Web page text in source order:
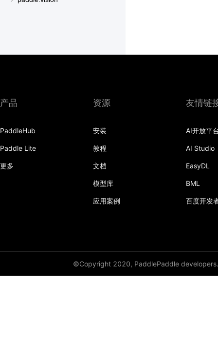
产品
PaddleHub
Paddle Lite
更多
资源
安装
教程
文档
模型库
应用案例
友情链
AI开放平
AI Studio
EasyDL
BML
百度开发
©Copyright 2020, PaddlePaddle developers.